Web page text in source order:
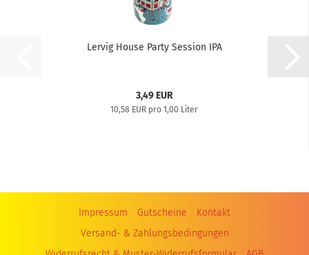
Lervig House Party Session IPA
3,49 EUR
10,58 EUR pro 1,00 Liter
Impressum Gutscheine
Kontakt
Versand- & Zahlungsbedingungen